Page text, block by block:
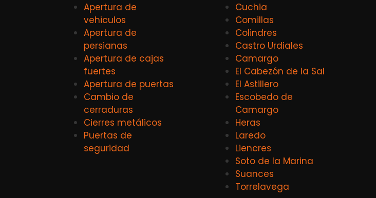
Apertura de
vehiculos
Apertura de
persianas
Apertura de cajas
fuertes
Apertura de puertas
Cambio de
cerraduras
Cierres metálicos
Puertas de
seguridad
Cuchia
Comillas
Colindres
Castro Urdiales
Camargo
El Cabezón de la Sal
El Astillero
Escobedo de
Camargo
Heras
Laredo
Liencres
Soto de la Marina
Suances
Torrelavega